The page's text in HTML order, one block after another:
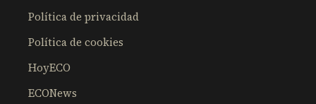
Política de privacidad
Política de cookies
HoyECO
ECONews